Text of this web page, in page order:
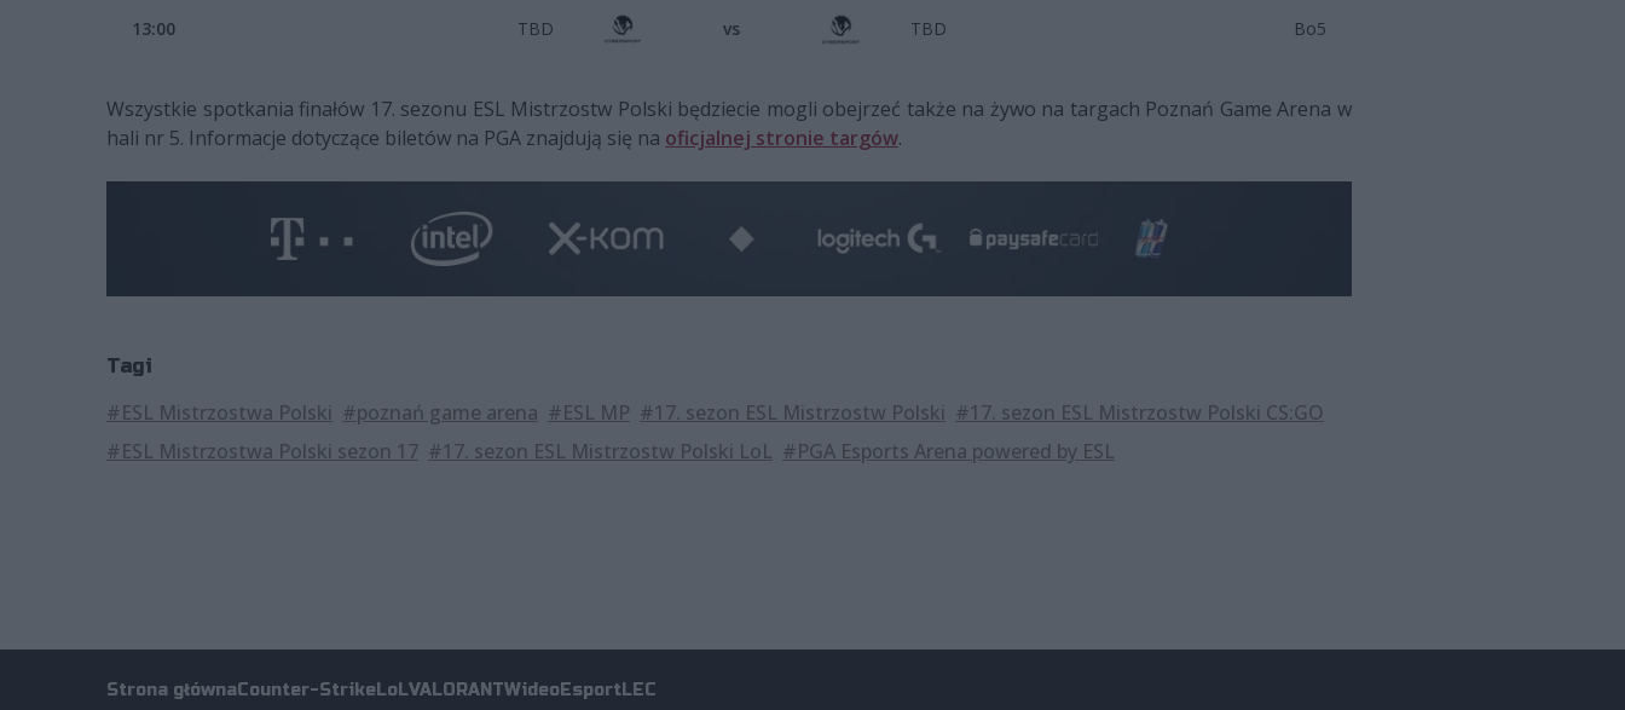
13:00 TBD vs TBD Bo5
Wszystkie spotkania finałów 17. sezonu ESL Mistrzostw Polski będziecie mogli obejrzeć także na żywo na targach Poznań Game Arena w
hali nr 5. Informacje dotyczące biletów na PGA znajdują się na oficjalnej stronie targów.
Tagi
#ESL Mistrzostwa Polski #poznań game arena #ESL MP #17. sezon ESL Mistrzostw Polski #17. sezon ESL Mistrzostw Polski CS:GO
#ESL Mistrzostwa Polski sezon 17 #17. sezon ESL Mistrzostw Polski LoL #PGA Esports Arena powered by ESL
Strona głównaCounter-StrikeLoLVALORANTWideoEsportLEC